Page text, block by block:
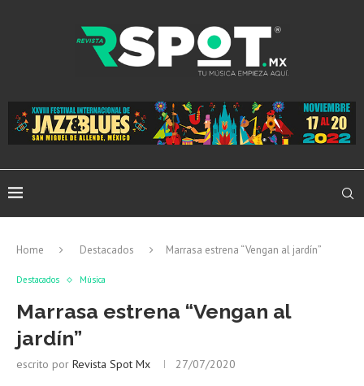
Home Destacados Marrasa estrena “Vengan al jardín”
Destacados Música
Marrasa estrena “Vengan al
jardín”
escrito por Revista Spot Mx 27/07/2020